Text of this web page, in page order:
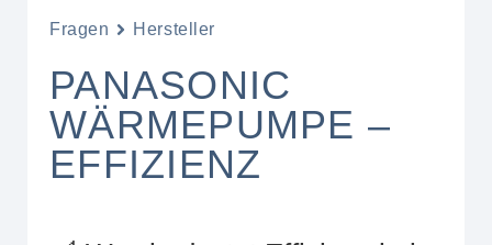
Fragen Hersteller
PANASONIC
WÄRMEPUMPE –
EFFIZIENZ